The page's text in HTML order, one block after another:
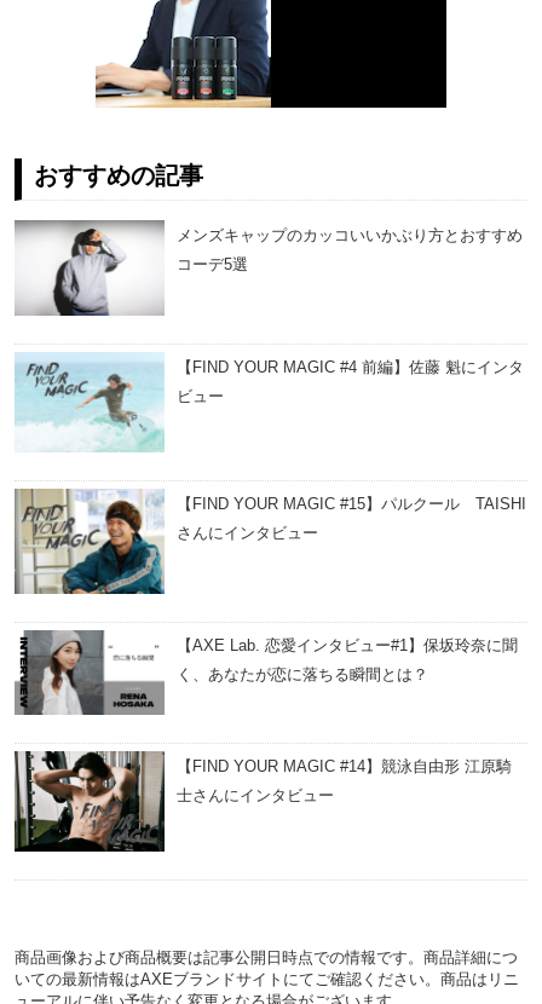
おすすめの記事
メンズキャップのカッコいいかぶり方とおすすめ
コーデ5選
【FIND YOUR MAGIC #4 前編】佐藤 魁にインタ
ビュー
【FIND YOUR MAGIC #15】パルクール TAISHI
さんにインタビュー
【AXE Lab. 恋愛インタビュー#1】保坂玲奈に聞
く、あなたが恋に落ちる瞬間とは？
【FIND YOUR MAGIC #14】競泳自由形 江原騎
士さんにインタビュー
商品画像および商品概要は記事公開日時点での情報です。商品詳細につ
いての最新情報はAXEブランドサイトにてご確認ください。商品はリニ